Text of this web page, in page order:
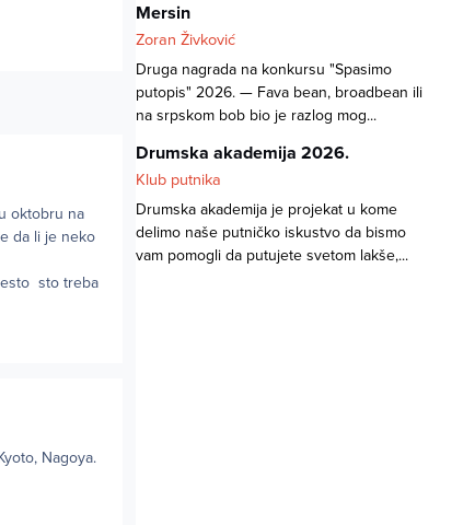
oktobru na
da li je neko
sto treba
Nagoya.
Mersin
Zoran Živković
Druga nagrada na konkursu "Spasimo
putopis" 2026. — Fava bean, broadbean ili
na srpskom bob bio je razlog mog...
Drumska akademija 2026.
Klub putnika
Drumska akademija je projekat u kome
delimo naše putničko iskustvo da bismo
vam pomogli da putujete svetom lakše,...